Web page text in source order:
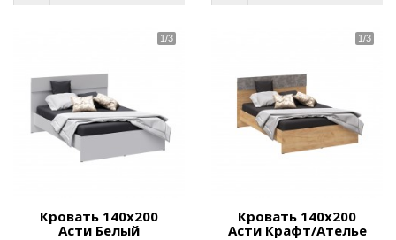
Кровать 140х200
Асти Белый
Кровать 140х200
Асти Крафт/Ателье